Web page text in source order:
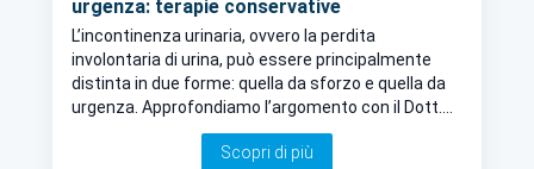
urgenza: terapie conservative
L’incontinenza urinaria, ovvero la perdita
involontaria di urina, può essere principalmente
distinta in due forme: quella da sforzo e quella da
urgenza. Approfondiamo l’argomento con il Dott.
Stefano Fracchioli, esperto in ginecologia a Torino,
e scopriamo insieme le terapie disponibili per
Scopri di più